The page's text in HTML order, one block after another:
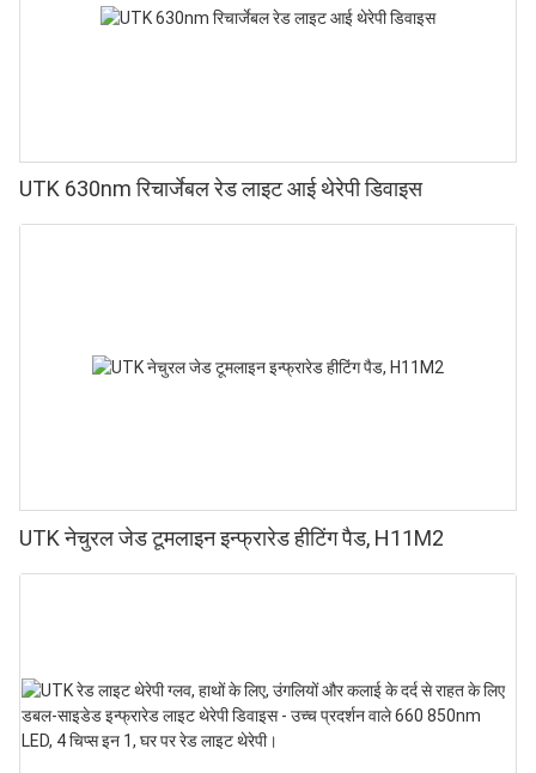
UTK 630nm रिचार्जेबल रेड लाइट आई थेरेपी डिवाइस
UTK नेचुरल जेड टूमलाइन इन्फ्रारेड हीटिंग पैड, H11M2